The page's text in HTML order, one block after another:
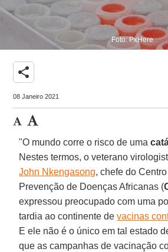
Foto: PxHere
share
08 Janeiro 2021
"O mundo corre o risco de uma
Nestes termos, o veterano
John Nkengasong, chefe do
Prevenção de Doenças Africanas (
expressou preocupado com uma
tardia ao continente devacinas
E ele não é o único em tal estado
que as campanhas de vacinação